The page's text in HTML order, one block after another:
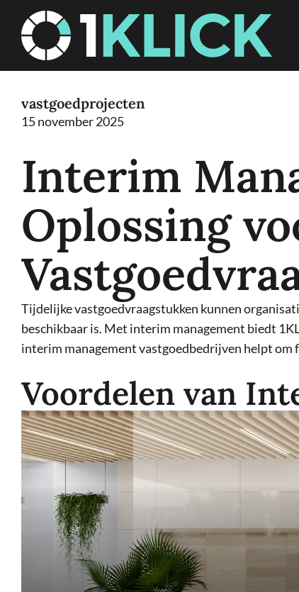
Door
naar
de
hoofd
1Klick
vastgoedprojecten
15 november 2025
Interim
Oplossing
Tijdelijke vastgoedvraagstukken kunnen
beschikbaar is. Met interim management biedt
interim management vastgoedbedrijven helpt om
Voordelen van